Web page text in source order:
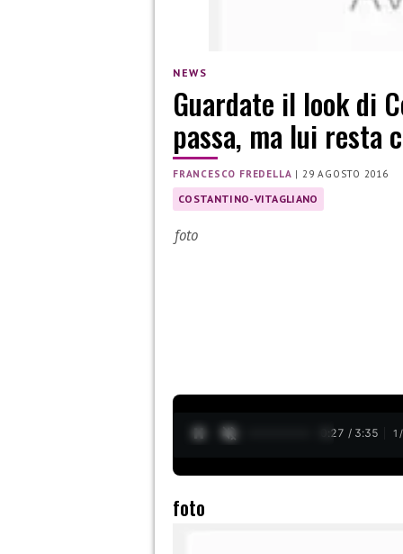
NEWS
Guardate il look di
passa, ma lui resta
FRANCESCO FREDELLA | 29 AGOSTO 2016
COSTANTINO-VITAGLIANO
foto
0:28 / 3:35 1 /
foto